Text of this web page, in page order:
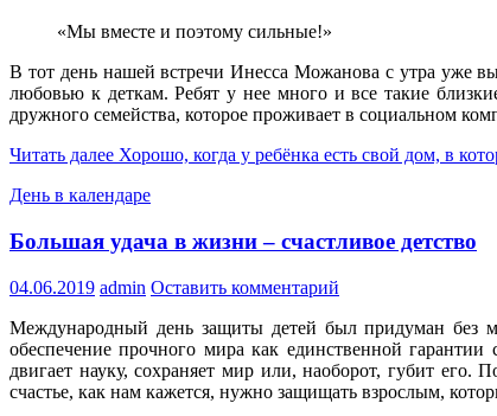
«Мы вместе и поэтому сильные!»
В тот день нашей встречи Инесса Можанова с утра уже
любовью к деткам. Ребят у нее много и все такие
дружного семейства, которое проживает в социальном
Читать далее Хорошо, когда у ребёнка есть свой дом, в
День в календаре
Большая удача в жизни – счастливое детство
04.06.2019 admin Оставить комментарий
Международный день защиты детей был придуман без
обеспечение прочного мира как единственной
двигает науку, сохраняет мир или, наоборот, губит
счастье, как нам кажется, нужно защищать взрослым,